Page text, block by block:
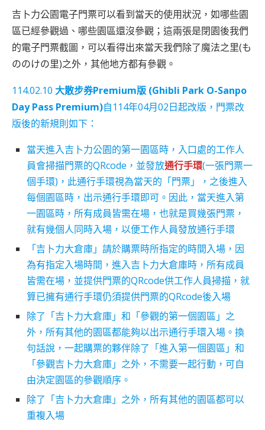
吉卜力公園電子門票可以看到當天的使用狀況，如哪些園
區已經參觀過、哪些園區還沒參觀；這兩張是閉園後我們
的電子門票截圖，可以看得出來當天我們除了魔法之里(も
ののけの里)之外，其他地方都有參觀。
114.02.10 大散步券Premium版 (Ghibli Park O-Sanpo
Day Pass Premium)自114年04月02日起改版，門票改
版後的新規則如下：
當天進入吉卜力公園的第一園區時，入口處的工作人
員會掃描門票的QRcode，並發放通行手環(一張門票一
個手環)，此通行手環視為當天的「門票」，之後進入
每個園區時，出示通行手環即可。因此，當天進入第
一園區時，所有成員皆需在場，也就是買幾張門票，
就有幾個人同時入場，以便工作人員發放通行手環
「吉卜力大倉庫」請於購票時所指定的時間入場，因
為有指定入場時間，進入吉卜力大倉庫時，所有成員
皆需在場，並提供門票的QRcode供工作人員掃描，就
算已擁有通行手環仍須提供門票的QRcode後入場
除了「吉卜力大倉庫」和「參觀的第一個園區」之
外，所有其他的園區都能夠以出示通行手環入場。換
句話說，一起購票的夥伴除了「進入第一個園區」和
「參觀吉卜力大倉庫」之外，不需要一起行動，可自
由決定園區的參觀順序。
除了「吉卜力大倉庫」之外，所有其他的園區都可以
重複入場